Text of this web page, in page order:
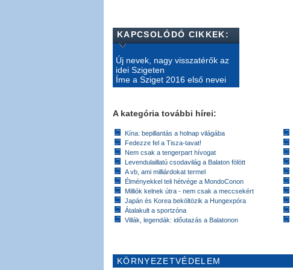
KAPCSOLÓDÓ CIKKEK:
Új nevek, nagy visszatérők az
idei Szigeten
Íme a Sziget 2016 első nevei
A kategória további hírei:
Kína: bepillantás a holnap világába
Fedezze fel a Tisza-tavat!
Nem csak a tengerpart hívogat
Levendulaillatú csodavilág a Balaton fölött
A vb, ami milliárdokat termel
Élményekkel teli hétvége a MondoConon
Milliók kelnek útra - nem csak a meccsekért
Japán és Korea beköltözik a Hungexpóra
Átalakult a sportzóna
Villák, legendák: időutazás a Balatonon
KÖRNYEZETVÉDELEM